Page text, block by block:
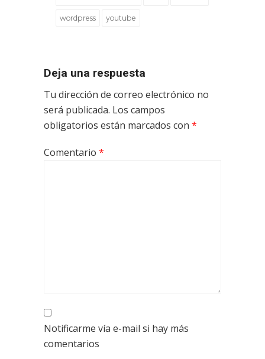
wordpress youtube
Deja una respuesta
Tu dirección de correo electrónico no
será publicada. Los campos
obligatorios están marcados con *
Comentario *
Notificarme vía e-mail si hay más
comentarios